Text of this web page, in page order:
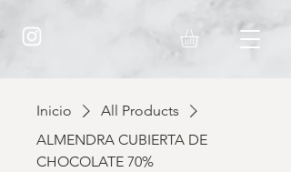
Inicio
All Products
ALMENDRA CUBIERTA DE
CHOCOLATE 70%